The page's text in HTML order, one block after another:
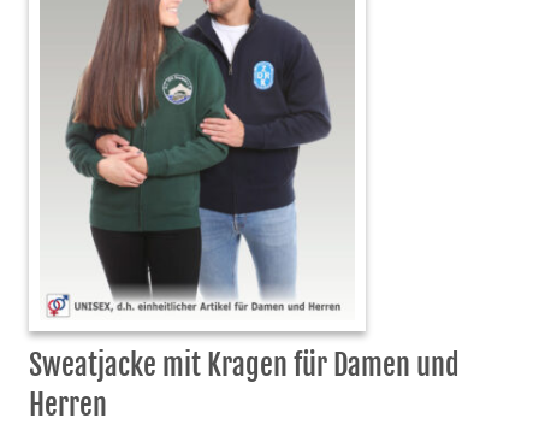
Sweatjacke mit Kragen für Damen und
Herren